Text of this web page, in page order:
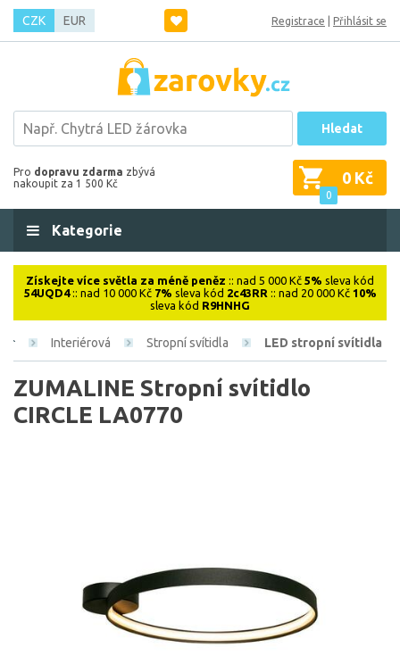
CZK EUR Registrace Přihlásit se
Hledat
Pro dopravu zdarma zbývá
nakoupit za 1 500 Kč
0
0 Kč
Kategorie
Získejte více světla za méně peněz :: nad 5 000 Kč 5% sleva kód
54UQD4:: nad 10 000 Kč 7% sleva kód 2c43RR :: nad 20 000 Kč 10%
sleva kód R9HNHG
Interiérová Stropní svítidla LED stropní svítidla
ZUMALINE Stropní svítidlo
CIRCLE LA0770